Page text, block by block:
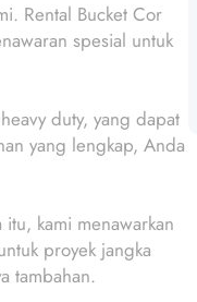
Rental Bucket Cor
spesial untuk
duty, yang dapat
yang lengkap, Anda
kami menawarkan
proyek jangka
tambahan.